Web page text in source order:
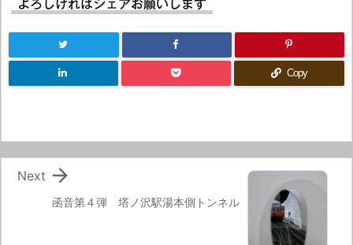
よろしければシェアお願いします
Copy
函音第４弾 塔ノ沢駅湯本側トンネル

Next